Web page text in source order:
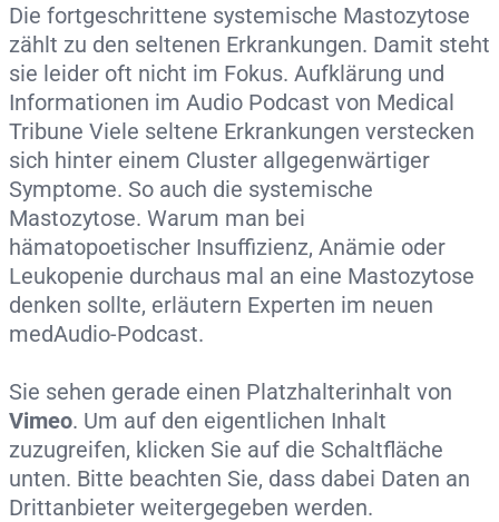
Die fortgeschrittene systemische Mastozytose
zählt zu den seltenen Erkrankungen. Damit steht
sie leider oft nicht im Fokus. Aufklärung und
Informationen im Audio Podcast von Medical
Tribune Viele seltene Erkrankungen verstecken
sich hinter einem Cluster allgegenwärtiger
Symptome. So auch die systemische
Mastozytose. Warum man bei
hämatopoetischer Insuffizienz, Anämie oder
Leukopenie durchaus mal an eine Mastozytose
denken sollte, erläutern Experten im neuen
medAudio-Podcast.
Sie sehen gerade einen Platzhalterinhalt von
Vimeo. Um auf den eigentlichen Inhalt
zuzugreifen, klicken Sie auf die Schaltfläche
unten. Bitte beachten Sie, dass dabei Daten an
Drittanbieter weitergegeben werden.